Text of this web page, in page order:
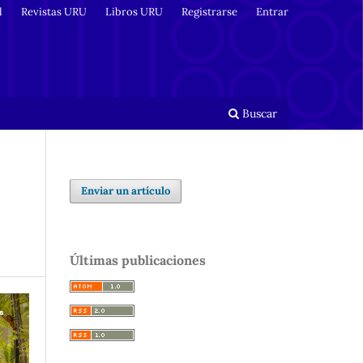
Buscar
Revistas URU Libros URU Registrarse Entrar
Enviar un artículo
Últimas publicaciones